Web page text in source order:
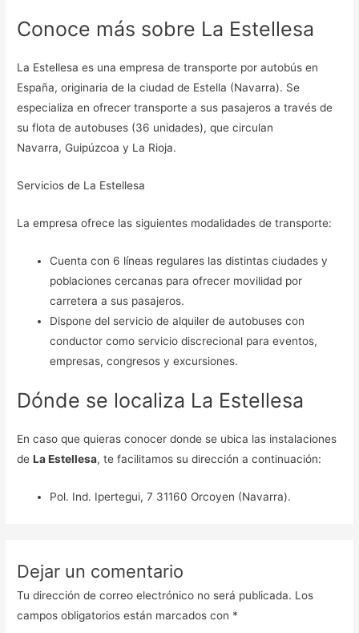
Conoce más sobre La Estellesa
La Estellesa es una empresa de transporte por autobús en
España, originaria de la ciudad de Estella (Navarra). Se
especializa en ofrecer transporte a sus pasajeros a través de
su flota de autobuses (36 unidades), que circulan
Navarra, Guipúzcoa y La Rioja.
Servicios de La Estellesa
La empresa ofrece las siguientes modalidades de transporte:
Cuenta con 6 líneas regulares las distintas ciudades y
poblaciones cercanas para ofrecer movilidad por
carretera a sus pasajeros.
Dispone del servicio de alquiler de autobuses con
conductor como servicio discrecional para eventos,
empresas, congresos y excursiones.
Dónde se localiza La Estellesa
En caso que quieras conocer donde se ubica las instalaciones
deLa Estellesa, te facilitamos su dirección a continuación:
Pol. Ind. Ipertegui, 7 31160 Orcoyen (Navarra).
Dejar un comentario
Tu dirección de correo electrónico no será publicada. Los
campos obligatorios están marcados con *